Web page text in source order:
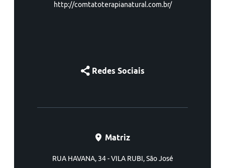
http://comtatoterapianatural.com.br/
Redes Sociais
Matriz
RUA HAVANA, 34 - VILA RUBI, São José